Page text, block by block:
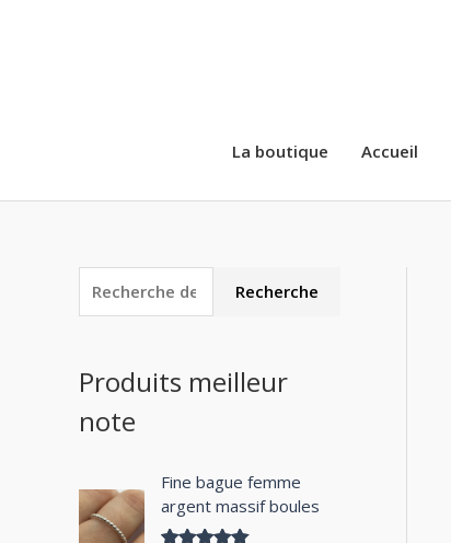
La boutique Accueil
e
h
e
h
Recherche
Produits meilleur
note
Fine bague femme
argent massif boules